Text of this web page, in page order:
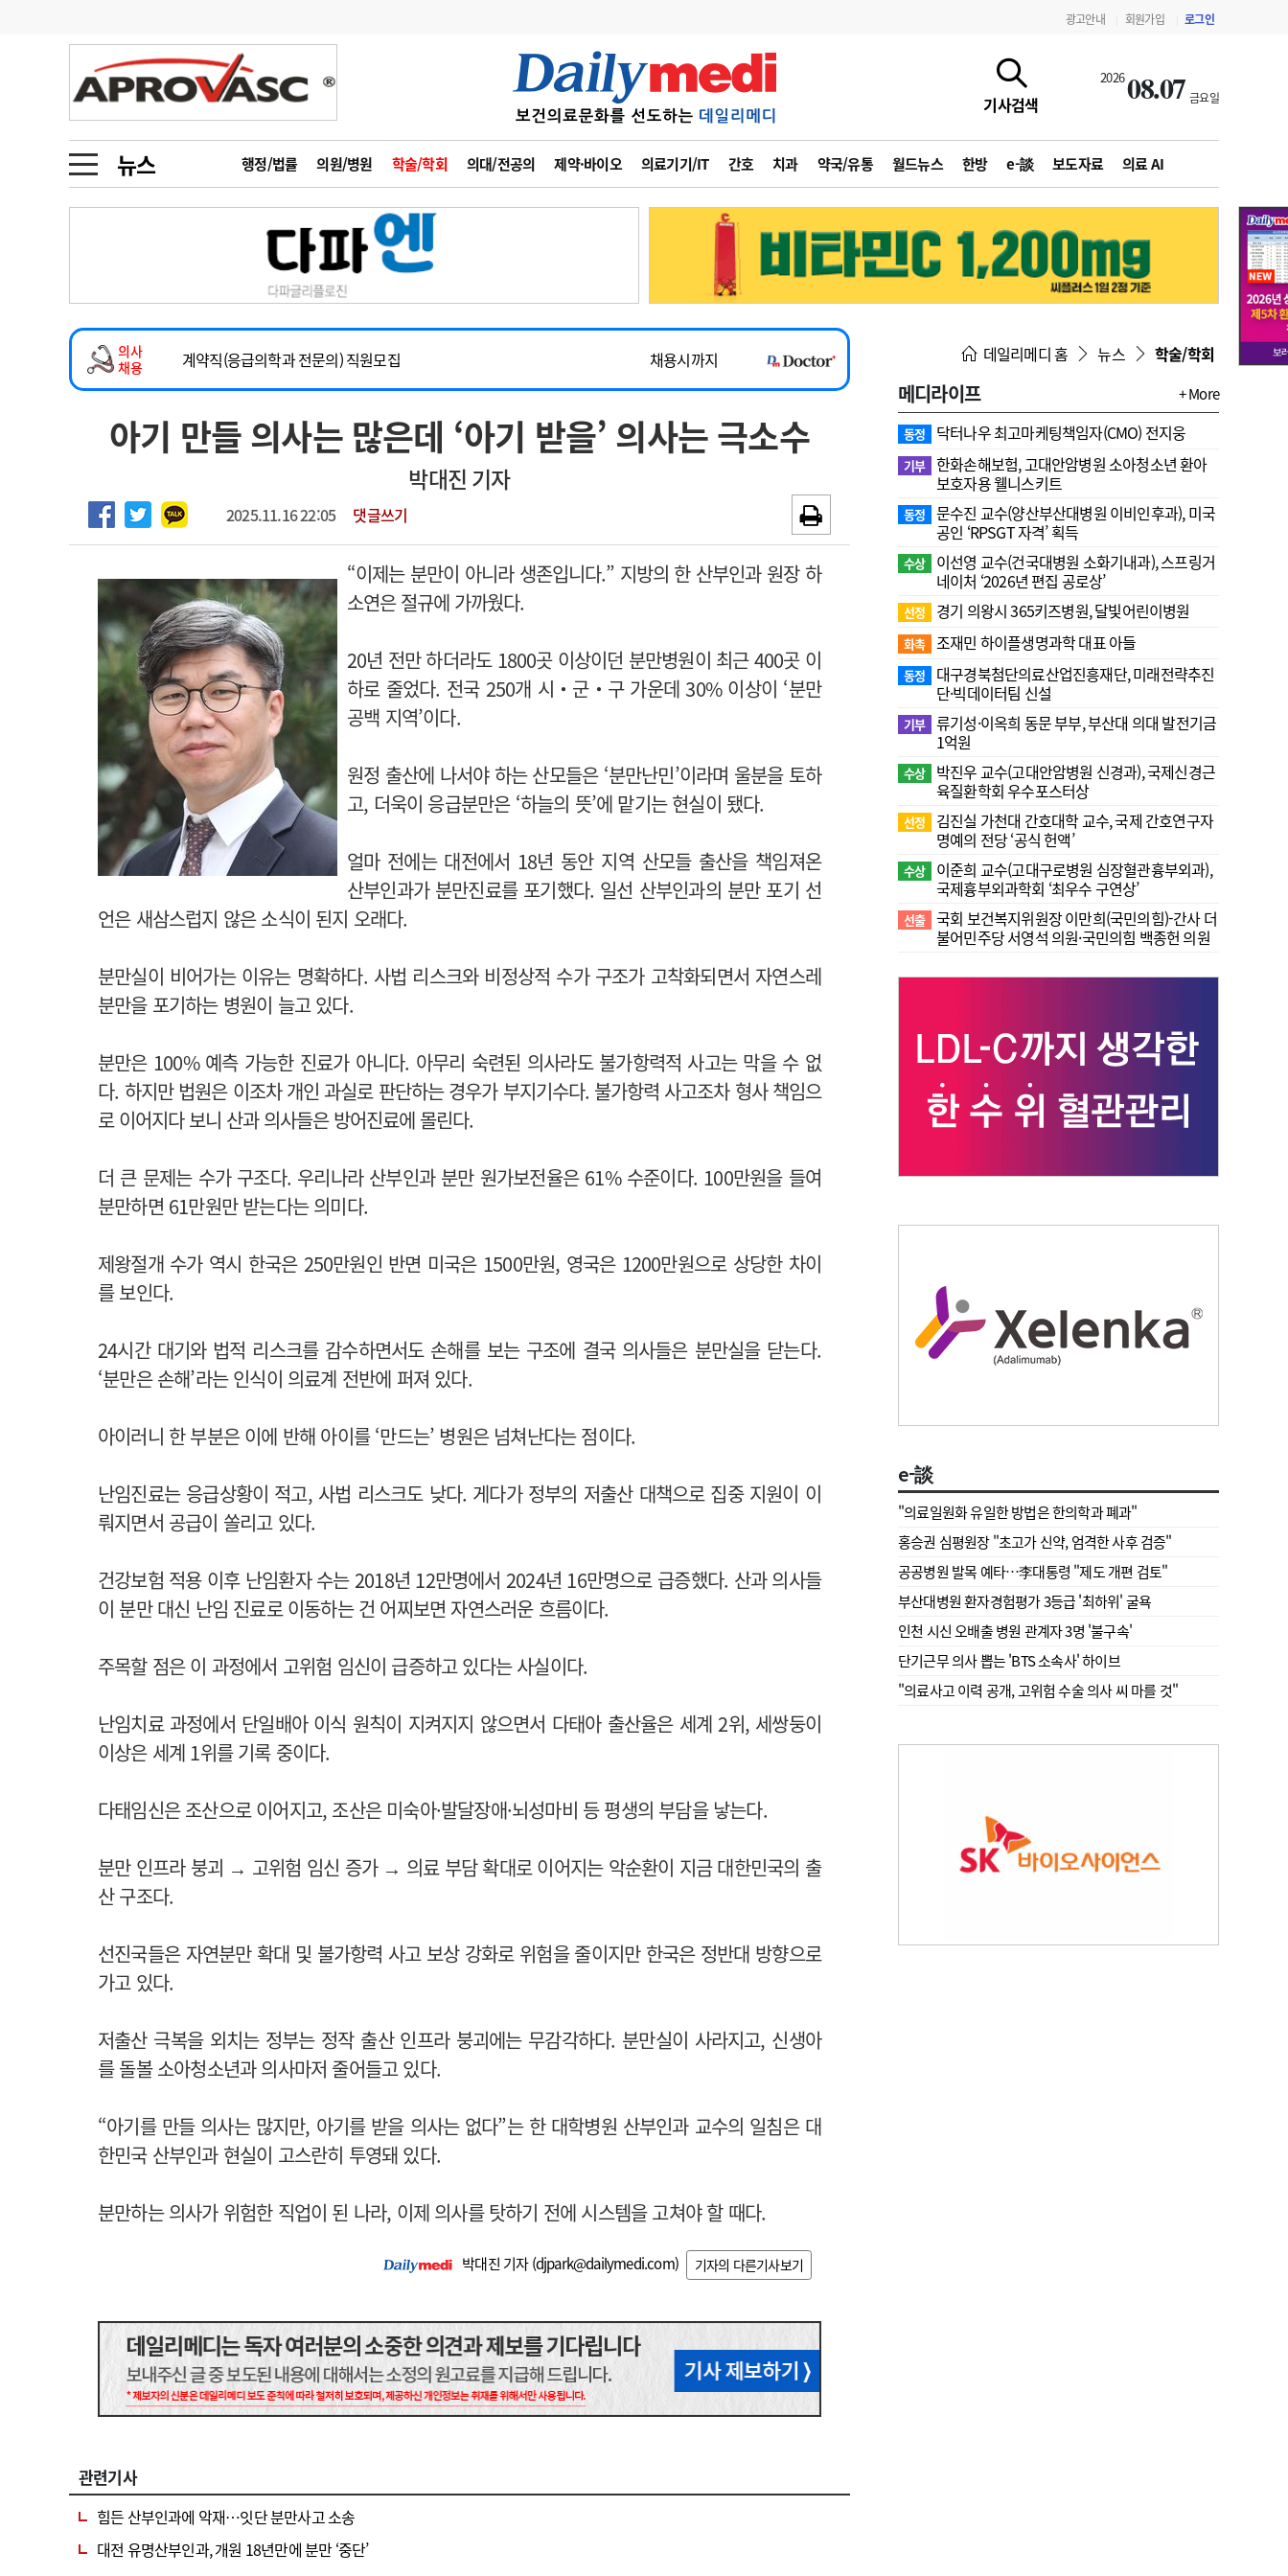
광고안내 회원가입 로그인
기사검색
202608.07 금요일
뉴스 행정/법률 의원/병원 학술/학회 의대/전공의 제약·바이오 의료기기/IT 간호 치과 약국/유통 월드뉴스 한방 e-談 보도자료 의료 AI
금주의 검색어
1
의사인력 수급 추계
2
성분명 처방
3
AI의료
4
전공의 모집 결과
6
관리급여 실시
지필공 지원책
수련환경 개선
의과대학 입시
메디인포 인사 사고
오피니언 칼럼 수첩
인물 초대석 피플
동영상뉴스
포토뉴스
메디 Hospital 지역병원 중소병원
인포메이션 행정처분 판례 정책/통계 공시 지침·기준·평가 약제급여 심사 결과
고객센터 회사소개 법적고지 광고안내
의사
채용
2026년 하반기 인턴 모집
~2026-08-31
마취통증의학과 임기제 임상의사 채용
채용시까지
계약직(응급의학과 전문의) 직원모집
채용시까지
하반기 전공의(레지던트1년차) 모집
~2026-08-15
2026년 하반기 인턴 모집
~2026-08-31
아기 만들 의사는 많은데 ‘아기 받을’ 의사는 극소수
박대진 기자
2025.11.16 22:05 댓글쓰기
“이제는 분만이 아니라 생존입니다.” 지방의 한 산부인과 원장 하
소연은 절규에 가까웠다.
20년 전만 하더라도 1800곳 이상이던 분만병원이 최근 400곳 이
하로 줄었다. 전국 250개 시‧군‧구 가운데 30% 이상이 ‘분만
공백 지역’이다.
원정 출산에 나서야 하는 산모들은 ‘분만난민’이라며 울분을 토하
고, 더욱이 응급분만은 ‘하늘의 뜻’에 맡기는 현실이 됐다.
얼마 전에는 대전에서 18년 동안 지역 산모들 출산을 책임져온
산부인과가 분만진료를 포기했다. 일선 산부인과의 분만 포기 선
언은 새삼스럽지 않은 소식이 된지 오래다.
분만실이 비어가는 이유는 명확하다. 사법 리스크와 비정상적 수가 구조가 고착화되면서 자연스레
분만을 포기하는 병원이 늘고 있다.
분만은 100% 예측 가능한 진료가 아니다. 아무리 숙련된 의사라도 불가항력적 사고는 막을 수 없
다. 하지만 법원은 이조차 개인 과실로 판단하는 경우가 부지기수다. 불가항력 사고조차 형사 책임으
로 이어지다 보니 산과 의사들은 방어진료에 몰린다.
더 큰 문제는 수가 구조다. 우리나라 산부인과 분만 원가보전율은 61% 수준이다. 100만원을 들여
분만하면 61만원만 받는다는 의미다.
제왕절개 수가 역시 한국은 250만원인 반면 미국은 1500만원, 영국은 1200만원으로 상당한 차이
를 보인다.
24시간 대기와 법적 리스크를 감수하면서도 손해를 보는 구조에 결국 의사들은 분만실을 닫는다.
‘분만은 손해’라는 인식이 의료계 전반에 퍼져 있다.
아이러니 한 부분은 이에 반해 아이를 ‘만드는’ 병원은 넘쳐난다는 점이다.
난임진료는 응급상황이 적고, 사법 리스크도 낮다. 게다가 정부의 저출산 대책으로 집중 지원이 이
뤄지면서 공급이 쏠리고 있다.
건강보험 적용 이후 난임환자 수는 2018년 12만명에서 2024년 16만명으로 급증했다. 산과 의사들
이 분만 대신 난임 진료로 이동하는 건 어찌보면 자연스러운 흐름이다.
주목할 점은 이 과정에서 고위험 임신이 급증하고 있다는 사실이다.
난임치료 과정에서 단일배아 이식 원칙이 지켜지지 않으면서 다태아 출산율은 세계 2위, 세쌍둥이
이상은 세계 1위를 기록 중이다.
다태임신은 조산으로 이어지고, 조산은 미숙아·발달장애·뇌성마비 등 평생의 부담을 낳는다.
분만 인프라 붕괴 → 고위험 임신 증가 → 의료 부담 확대로 이어지는 악순환이 지금 대한민국의 출
산 구조다.
선진국들은 자연분만 확대 및 불가항력 사고 보상 강화로 위험을 줄이지만 한국은 정반대 방향으로
가고 있다.
저출산 극복을 외치는 정부는 정작 출산 인프라 붕괴에는 무감각하다. 분만실이 사라지고, 신생아
를 돌볼 소아청소년과 의사마저 줄어들고 있다.
“아기를 만들 의사는 많지만, 아기를 받을 의사는 없다”는 한 대학병원 산부인과 교수의 일침은 대
한민국 산부인과 현실이 고스란히 투영돼 있다.
분만하는 의사가 위험한 직업이 된 나라, 이제 의사를 탓하기 전에 시스템을 고쳐야 할 때다.
박대진 기자 (djpark@dailymedi.com) 기자의 다른기사보기
관련기사
힘든 산부인과에 악재…잇단 분만사고 소송
대전 유명산부인과, 개원 18년만에 분만 ‘중단’
데일리메디 홈 뉴스 학술/학회
메디라이프 + More
동정 닥터나우 최고마케팅책임자(CMO) 전지웅
기부 한화손해보험, 고대안암병원 소아청소년 환아
보호자용 웰니스키트
동정
문수진 교수( 양산부산대병원 이비인후과), 미국
공인 ‘RPSGT 자격’ 획득
수상
이선영 교수(건국대병원 소화기내과), 스프링거
네이처 ‘2026년 편집 공로상’
선정 경기 의왕시 365키즈병원, 달빛어린이병원
화촉 조재민 하이플생명과학 대표 아들
동정
대구경북첨단의료산업진흥재단, 미래전략추진
단·빅데이터팀 신설
기부 류기성·이옥희 동문 부부, 부산대 의대 발전기금
1억원
수상
박진우 교수(고대안암병원 신경과), 국제신경근
육질환학회 우수포스터상
선정
김진실 가천대 간호대학 교수, 국제 간호연구자
명예의 전당 ‘공식 헌액’
수상
이준희 교수(고대구로병원 심장혈관흉부외과),
국제흉부외과학회 ‘최우수 구연상’
선출 국회 보건복지위원장 이만희(국민의힘)-간사 더
불어민주당 서영석 의원·국민의힘 백종헌 의원
e-談
"의료일원화 유일한 방법은 한의학과 폐과"
홍승권 심평원장 " 초고가 신약, 엄격한 사후 검증"
공공병원 발목 예타…李대통령 "제도 개편 검토"
부산대병원 환자경험평가 3등급 '최하위' 굴욕
인천 시신 오배출 병원 관계자 3명 '불구속'
단기근무 의사 뽑는 'BTS 소속사' 하이브
"의료사고 이력 공개, 고위험 수술 의사 씨 마를 것"